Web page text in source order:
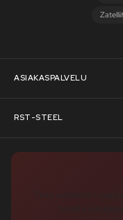
ASIAKASPALVELU
Asiakaspalvelu
Pyydä tarjous
RST-STEEL
RST-Steelin tarina